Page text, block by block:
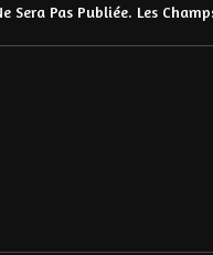
Sera Pas Publiée. Les